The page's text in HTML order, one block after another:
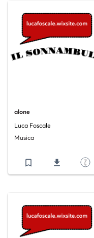
alone
Luca Foscale
Musica
bookmark_border file_download